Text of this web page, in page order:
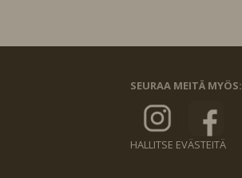
SEURAA MEITÄ MYÖS:
HALLITSE EVÄSTEITÄ